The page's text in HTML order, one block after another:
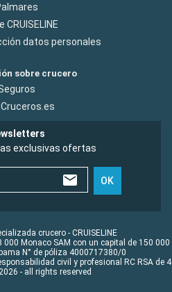
CRUISELINE
datos personales
sobre crucero
Cruceros.es
exclusivas ofertas
OK
crucero - CRUISELINE
Monaco SAM con un capital de 150 000
N° de póliza 4000717380/0
civil y profesional RC RSA de
- all rights reserved